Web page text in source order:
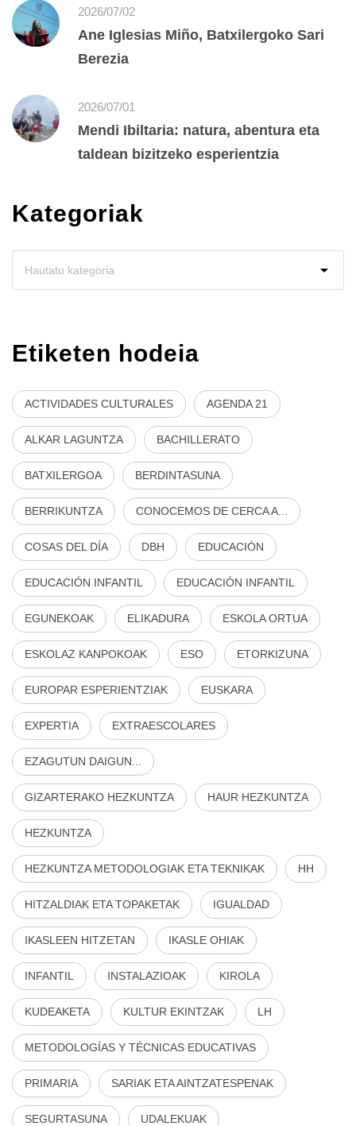
2026/07/02
Ane Iglesias Miño, Batxilergoko Sari
Berezia
2026/07/01
Mendi Ibiltaria: natura, abentura eta
taldean bizitzeko esperientzia
Kategoriak
Etiketen hodeia
ACTIVIDADES CULTURALES AGENDA 21
ALKAR LAGUNTZA BACHILLERATO
BATXILERGOA BERDINTASUNA
BERRIKUNTZA CONOCEMOS DE CERCA A...
COSAS DEL DÍA DBH EDUCACIÓN
EDUCACIÓN INFANTIL EDUCACIÓN INFANTIL
EGUNEKOAK ELIKADURA ESKOLA ORTUA
ESKOLAZ KANPOKOAK ESO ETORKIZUNA
EUROPAR ESPERIENTZIAK EUSKARA
EXPERTIA EXTRAESCOLARES
EZAGUTUN DAIGUN...
GIZARTERAKO HEZKUNTZA HAUR HEZKUNTZA
HEZKUNTZA
HEZKUNTZA METODOLOGIAK ETA TEKNIKAK HH
HITZALDIAK ETA TOPAKETAK IGUALDAD
IKASLEEN HITZETAN IKASLE OHIAK
INFANTIL INSTALAZIOAK KIROLA
KUDEAKETA KULTUR EKINTZAK LH
METODOLOGÍAS Y TÉCNICAS EDUCATIVAS
PRIMARIA SARIAK ETA AINTZATESPENAK
SEGURTASUNA UDALEKUAK